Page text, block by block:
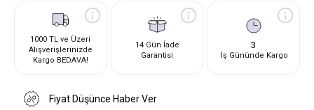
1000 TL ve Üzeri
Alışverişlerinizde
Kargo BEDAVA!
14 Gün İade
Garantisi
3
İş Gününde Kargo
Fiyat Düşünce Haber Ver